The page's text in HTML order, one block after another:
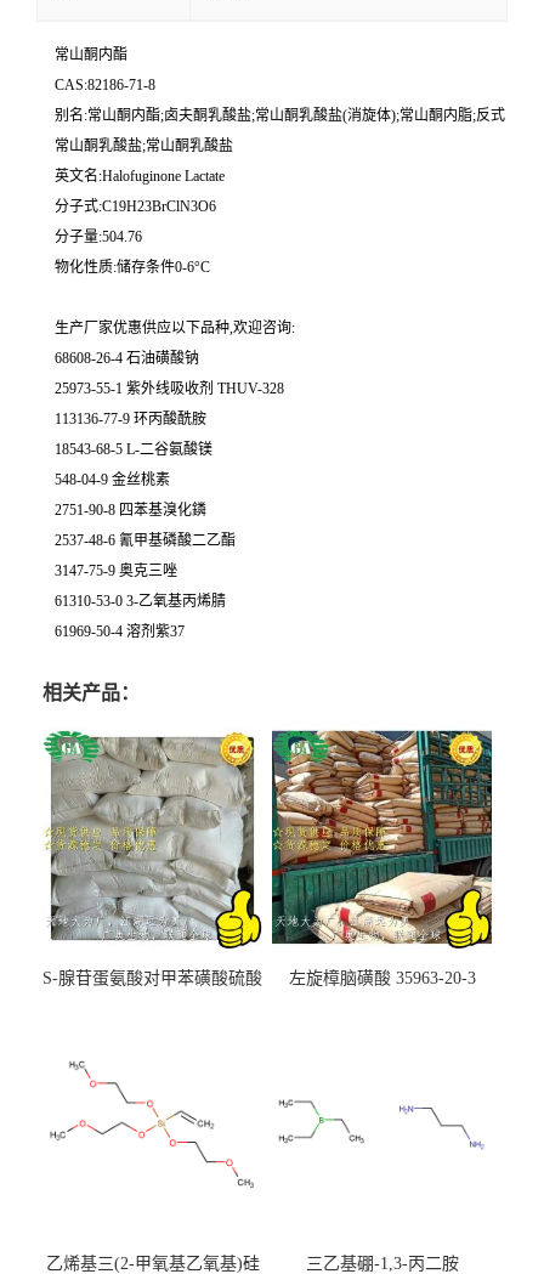
常山酮内酯
CAS:82186-71-8
别名:常山酮内酯;卤夫酮乳酸盐;常山酮乳酸盐(消旋体);常山酮内脂;反式
常山酮乳酸盐;常山酮乳酸盐
英文名:Halofuginone Lactate
分子式:C19H23BrClN3O6
分子量:504.76
物化性质:储存条件0-6°C
生产厂家优惠供应以下品种,欢迎咨询:
68608-26-4 石油磺酸钠
25973-55-1 紫外线吸收剂 THUV-328
113136-77-9 环丙酸酰胺
18543-68-5 L-二谷氨酸镁
548-04-9 金丝桃素
2751-90-8 四苯基溴化鏻
2537-48-6 氰甲基磷酸二乙酯
3147-75-9 奥克三唑
61310-53-0 3-乙氧基丙烯腈
61969-50-4 溶剂紫37
相关产品：
S-腺苷蛋氨酸对甲苯磺酸硫酸
左旋樟脑磺酸 35963-20-3
乙烯基三(2-甲氧基乙氧基)硅 三乙基硼-1,3-丙二胺